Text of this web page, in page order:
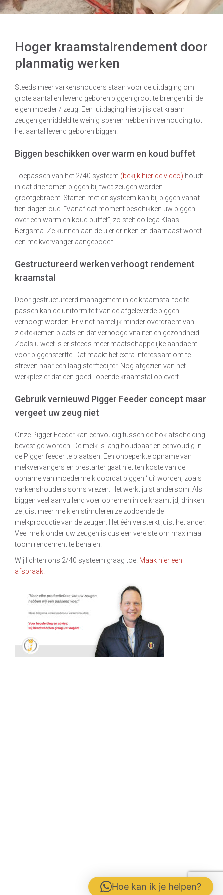
Hoger kraamstalrendement door
planmatig werken
Steeds meer varkenshouders staan voor de uitdaging om
grote aantallen levend geboren biggen groot te brengen bij de
eigen moeder / zeug. Een uitdaging hierbij is dat kraam
zeugen gemiddeld te weinig spenen hebben in verhouding tot
het aantal levend geboren biggen.
Biggen beschikken over warm en koud buffet
Toepassen van het 2/40 systeem (bekijk hier de video) houdt
in dat drie tomen biggen bij twee zeugen worden
grootgebracht. Starten met dit systeem kan bij biggen vanaf
tien dagen oud. “Vanaf dat moment beschikken uw biggen
over een warm en koud buffet”, zo stelt collega Klaas
Bergsma. Ze kunnen aan de uier drinken en daarnaast wordt
een melkvervanger aangeboden.
Gestructureerd werken verhoogt rendement
kraamstal
Door gestructureerd management in de kraamstal toe te
passen kan de uniformiteit van de afgeleverde biggen
verhoogt worden. Er vindt namelijk minder overdracht van
ziektekiemen plaats en dat verhoogd vitaliteit en gezondheid.
Zoals u weet is er steeds meer maatschappelijke aandacht
voor biggensterfte. Dat maakt het extra interessant om te
streven naar een laag sterftecijfer. Nog afgezien van het
werkplezier dat een goed lopende kraamstal oplevert.
Gebruik vernieuwd Pigger Feeder concept maar
vergeet uw zeug niet
Onze Pigger Feeder kan eenvoudig tussen de hok afscheiding
bevestigd worden. De melk is lang houdbaar en eenvoudig in
de Pigger feeder te plaatsen. Een onbeperkte opname van
melkvervangers en prestarter gaat niet ten koste van de
opname van moedermelk doordat biggen ‘lui’ worden, zoals
varkenshouders soms vrezen. Het werkt juist andersom. Als
biggen veel aanvullend voer opnemen in de kraamtijd, drinken
ze juist meer melk en stimuleren ze zodoende de
melkproductie van de zeugen. Het één versterkt juist het ander.
Veel melk onder uw zeugen is dus een vereiste om maximaal
toom rendement te behalen.
Wij lichten ons 2/40 systeem graag toe. Maak hier een
afspraak!
Hoe kan ik je helpen?